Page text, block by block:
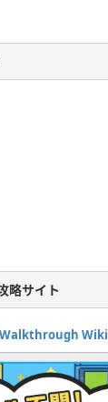
略サイト
Wiki